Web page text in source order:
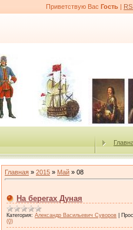
Приветствую Вас Гость |
Главная » 2015 » Май » 08
На берегах Дуная
Категория: Александр Васильевич Суворов
(0)